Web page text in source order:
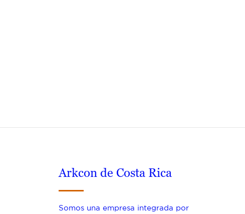
Arkcon de Costa Rica
Somos una empresa integrada por